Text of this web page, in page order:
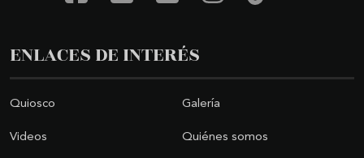
ENLACES DE INTERÉS
Quiosco Galería
Videos Quiénes somos